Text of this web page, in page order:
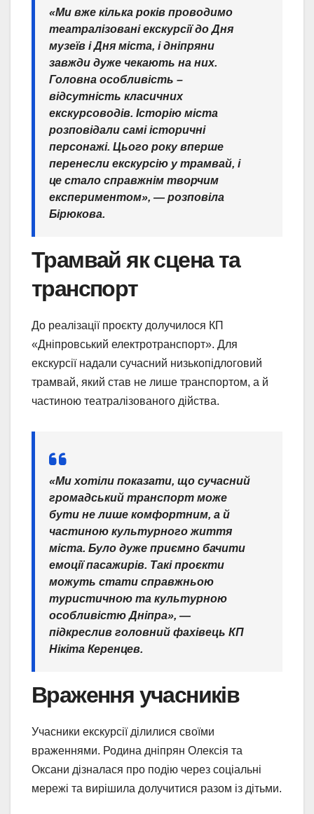
«Ми вже кілька років проводимо
театралізовані екскурсії до Дня
музеїв і Дня міста, і дніпряни
завжди дуже чекають на них.
Головна особливість –
відсутність класичних
екскурсоводів. Історію міста
розповідали самі історичні
персонажі. Цього року вперше
перенесли екскурсію у трамвай, і
це стало справжнім творчим
експериментом», — розповіла
Бірюкова.
Трамвай як сцена та
транспорт
До реалізації проєкту долучилося КП
«Дніпровський електротранспорт». Для
екскурсії надали сучасний низькопідлоговий
трамвай, який став не лише транспортом, а й
частиною театралізованого дійства.
«Ми хотіли показати, що сучасний
громадський транспорт може
бути не лише комфортним, а й
частиною культурного життя
міста. Було дуже приємно бачити
емоції пасажирів. Такі проєкти
можуть стати справжньою
туристичною та культурною
особливістю Дніпра», —
підкреслив головний фахівець КП
Нікіта Керенцев.
Враження учасників
Учасники екскурсії ділилися своїми
враженнями. Родина дніпрян Олексія та
Оксани дізналася про подію через соціальні
мережі та вирішила долучитися разом із дітьми.